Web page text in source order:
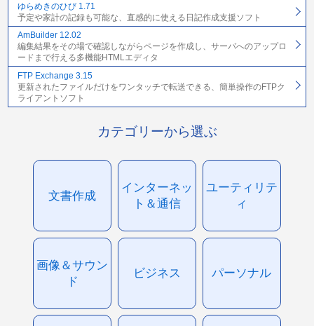
ゆらめきのひび 1.71
予定や家計の記録も可能な、直感的に使える日記作成支援ソフト
AmBuilder 12.02
編集結果をその場で確認しながらページを作成し、サーバへのアップロ
ードまで行える多機能HTMLエディタ
FTP Exchange 3.15
更新されたファイルだけをワンタッチで転送できる、簡単操作のFTPク
ライアントソフト
カテゴリーから選ぶ
文書作成
インターネッ
ト＆通信
ユーティリテ
ィ
画像＆サウン
ド
ビジネス パーソナル